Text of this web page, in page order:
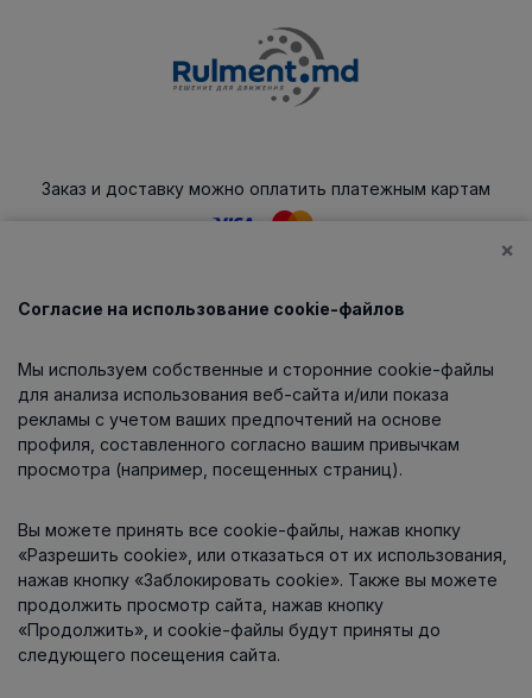
Заказ и доставку можно оплатить платежным картам
Каталог
О компании
Информация
Контакты
×
Согласие на использование cookie-файлов
Мы используем собственные и сторонние cookie-файлы
для анализа использования веб-сайта и/или показа
рекламы с учетом ваших предпочтений на основе
профиля, составленного согласно вашим привычкам
просмотра (например, посещенных страниц).
Вы можете принять все cookie-файлы, нажав кнопку
«Разрешить cookie», или отказаться от их использования,
нажав кнопку «Заблокировать cookie». Также вы можете
продолжить просмотр сайта, нажав кнопку
«Продолжить», и cookie-файлы будут приняты до
следующего посещения сайта.